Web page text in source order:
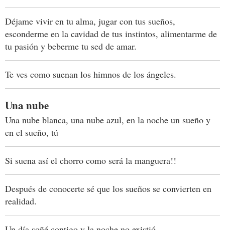
Déjame vivir en tu alma, jugar con tus sueños,
esconderme en la cavidad de tus instintos, alimentarme de
tu pasión y beberme tu sed de amar.
Te ves como suenan los himnos de los ángeles.
Una nube
Una nube blanca, una nube azul, en la noche un sueño y
en el sueño, tú
Si suena así el chorro como será la manguera!!
Después de conocerte sé que los sueños se convierten en
realidad.